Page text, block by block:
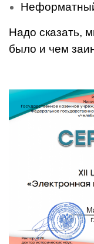
Надо сказать,
было и чем